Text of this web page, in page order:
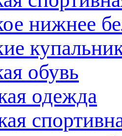
нижнее
обувь
одежда